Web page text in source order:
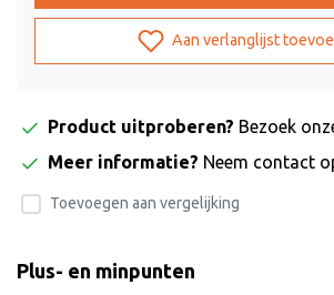
Aan verlanglijst
Product uitproberen? Bezoek
Meer informatie? Neem contact
Toevoegen aan vergelijking
Plus- en minpunten